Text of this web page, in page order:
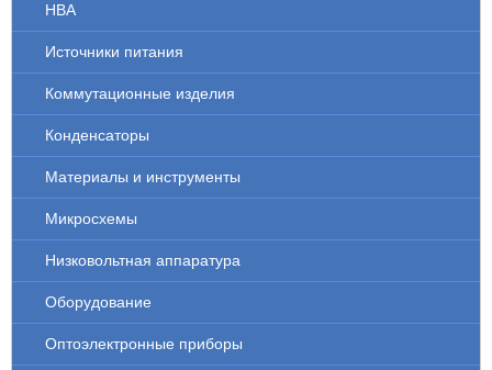
НВА
Источники питания
Коммутационные изделия
Конденсаторы
Материалы и инструменты
Микросхемы
Низковольтная аппаратура
Оборудование
Оптоэлектронные приборы